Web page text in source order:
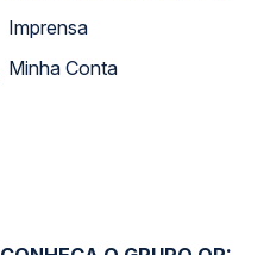
Imprensa
Minha Conta